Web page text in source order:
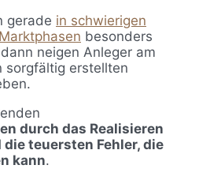
gerade in schwierigen
besonders
neigen Anleger am
sorgfältig erstellten
durch das Realisieren
teuersten Fehler, die
kann.